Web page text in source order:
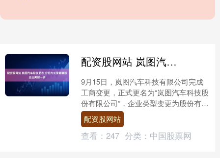
配资股网站 岚图汽车股改更名 介绍方式登陆港股迈出关键一步
9月15日，岚图汽车科技有限公司完成
工商变更，正式更名为“岚图汽车科技股
份有限公司”，企业类型变更为股份有限
公司（非上市）。此次变更是岚图汽车
以介绍方式赴香港联....
配资股网站
查看： 247 分类： 中国股票网